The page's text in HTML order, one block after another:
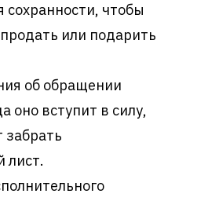
сохранности, чтобы
или подарить
об обращении
оно вступит в силу,
лист.